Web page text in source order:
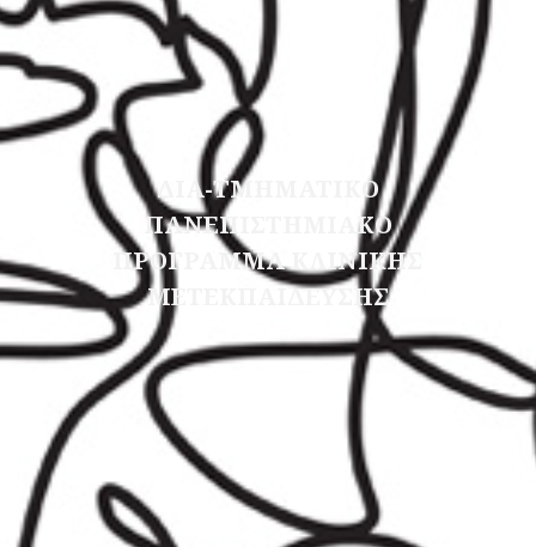
ΔΙΑ-ΤΜΗΜΑΤΙΚΟ
ΠΑΝΕΠΙΣΤΗΜΙΑΚΟ
ΠΡΟΓΡΑΜΜΑ ΚΛΙΝΙΚΗΣ
ΜΕΤΕΚΠΑΙΔΕΥΣΗΣ